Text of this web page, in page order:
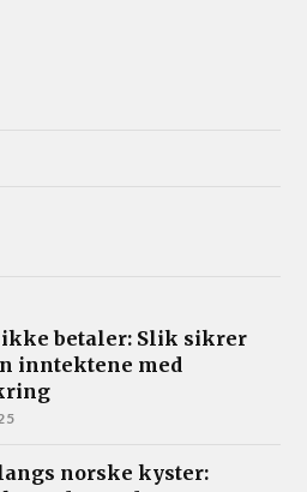
betaler: Slik sikrer
inntektene med
norske kyster: